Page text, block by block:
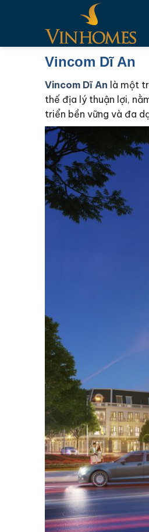
dung
Vincom Dĩ An
Vincom Dĩ An là một
thế địa lý thuận lợi,
triển bền vững và đa